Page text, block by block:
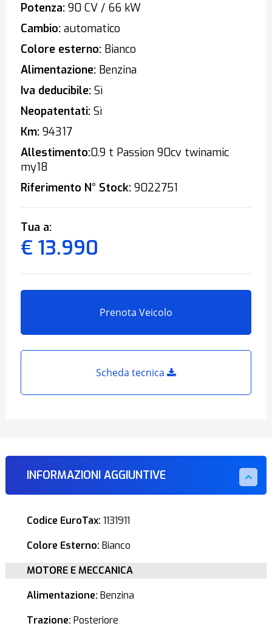
Potenza:90 CV / 66 kW
Cambio:automatico
Colore esterno:Bianco
Alimentazione:Benzina
Iva deducibile:Sì
Neopatentati:Sì
Km:94317
Allestimento:0.9 t Passion 90cv twinamic
my18
Riferimento N° Stock:9022751
Tua a:
€ 13.990
Prenota Veicolo
Scheda tecnica
INFORMAZIONI AGGIUNTIVE
Codice EuroTax: 1131911
Colore Esterno: Bianco
MOTORE E MECCANICA
Alimentazione: Benzina
Trazione: Posteriore